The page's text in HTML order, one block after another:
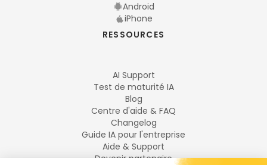
Android
iPhone
RESSOURCES
AI Support
Test de maturité IA
Blog
Centre d'aide & FAQ
Changelog
Guide IA pour l'entreprise
Aide & Support
Devenir partenaire